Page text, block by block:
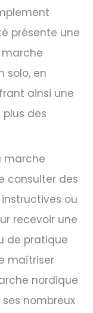
présente une
marche
solo, en
ainsi une
des
marche
consulter des
ou
recevoir une
de pratique
maîtriser
nordique
nombreux